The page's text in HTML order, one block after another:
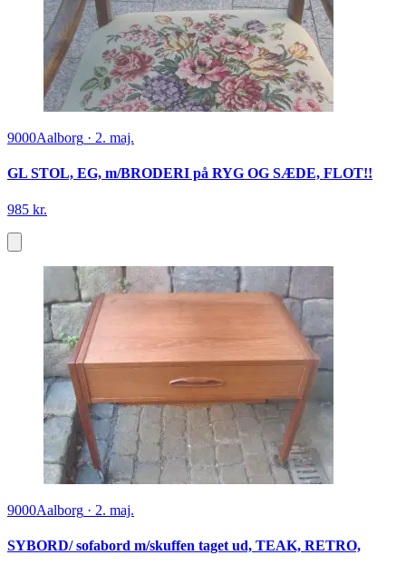
9000Aalborg · 2. maj.
GL STOL, EG, m/BRODERI på RYG OG SÆDE, FLOT!!
985 kr.
9000Aalborg · 2. maj.
SYBORD/ sofabord m/skuffen taget ud, TEAK, RETRO,